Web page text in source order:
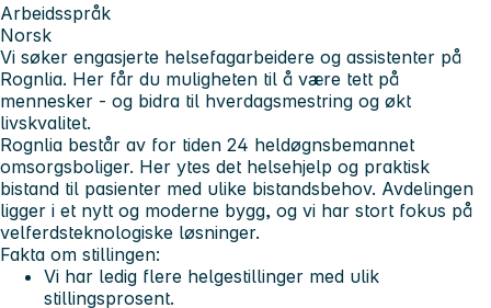
Arbeidsspråk
Norsk
Vi søker engasjerte helsefagarbeidere og assistenter på
Rognlia. Her får du muligheten til å være tett på
mennesker - og bidra til hverdagsmestring og økt
livskvalitet.
Rognlia består av for tiden 24 heldøgnsbemannet
omsorgsboliger. Her ytes det helsehjelp og praktisk
bistand til pasienter med ulike bistandsbehov. Avdelingen
ligger i et nytt og moderne bygg, og vi har stort fokus på
velferdsteknologiske løsninger.
Fakta om stillingen:
Vi har ledig flere helgestillinger med ulik
stillingsprosent.